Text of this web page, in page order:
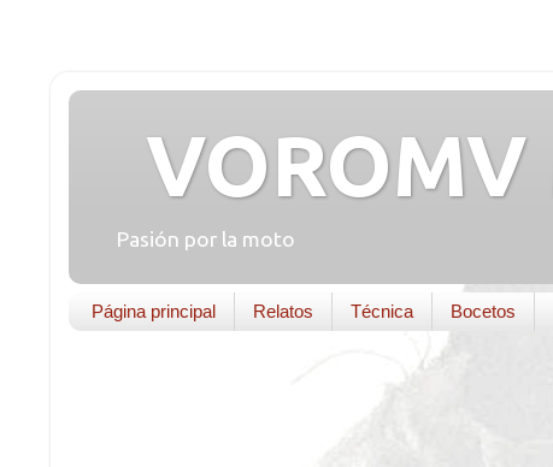
Pasión por la moto
Página principal Relatos Técnica Bocetos